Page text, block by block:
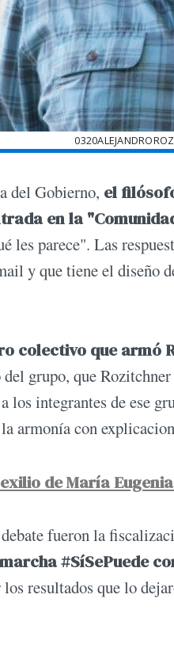
del Gobierno, el
en la
les parece". Las
y que tiene el diseño
colectivo que
grupo, que Rozitchner
los integrantes de ese
armonía con
de María
fueron la
#SíSePuede
resultados que lo